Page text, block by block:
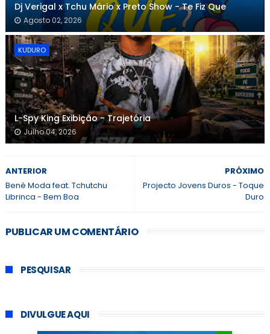
Dj Verigal x Tchu Mário x Preto Show - Te Fiz Que
Agosto 02, 2026
KUDURO
L-Spy King Exibição - Trajetória
Julho 04, 2026
PRÓXIMO
Projecto Jovens Duros - Toque
Duro
ANTERIOR
Bené Moda feat. Tchutchu
Librinca - Bem Boa
PUBLICAR UM COMENTÁRIO
PESQUISAR
DIVULGUE AQUI